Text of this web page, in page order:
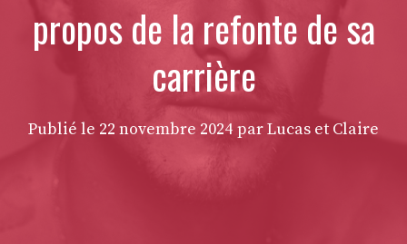
propos de la refonte de sa
carrière
Publié le 22 novembre 2024 par Lucas et Claire